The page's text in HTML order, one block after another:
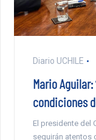
Diario UCHILE
Mario
condiciones
El presidente del
seguirán atentos